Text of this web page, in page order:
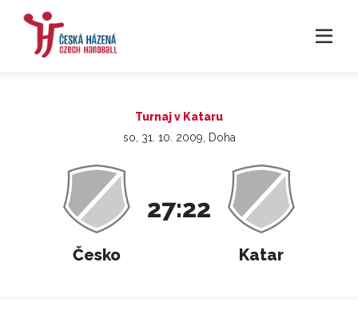
Turnaj v Kataru
so, 31. 10. 2009, Doha
Česko
27:22
Katar